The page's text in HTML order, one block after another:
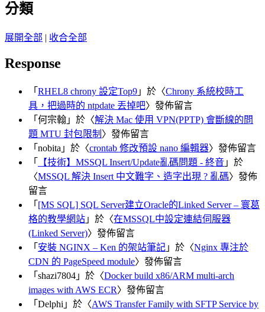
分類
展開全部 | 收合全部
Response
「 RHEL8 chrony 設定Top9 」於〈Chrony 系統校時工
具，把過時的 ntpdate 丟掉吧〉發佈留言
「 何宗翰 」於〈解決 Mac 使用 VPN(PPTP) 會斷線的問
題 MTU 封包限制 〉發佈留言
「 nobita 」於〈crontab 修改預設 nano 編輯器〉發佈留言
「
【技術】MSSQL Insert/Update亂碼問題 - 終音 」於
〈MSSQL 解決 Insert 中文難字、造字出現 ? 亂碼〉發佈
留言
「 [MS SQL] SQL Server建立Oracle的Linked Server – 寰葛
格的教學網站 」於〈在MSSQL中設定連結伺服器
(Linked Server)〉發佈留言
「 安裝 NGINX – Ken 的架站筆記 」於〈Nginx 專注於
CDN 的 PageSpeed module〉發佈留言
「 shazi7804 」於〈Docker build x86/ARM multi-arch
images with AWS ECR〉發佈留言
「 Delphi 」於〈AWS Transfer Family with SFTP Service by